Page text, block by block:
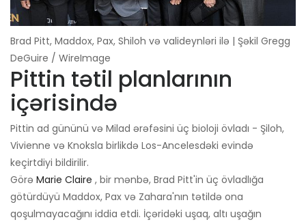
Brad Pitt, Maddox, Pax, Shiloh və valideynləri ilə | Şəkil Gregg
DeGuire / WireImage
Pittin tətil planlarının
içərisində
Pittin ad gününü və Milad ərəfəsini üç bioloji övladı - Şiloh,
Vivienne və Knoksla birlikdə Los-Ancelesdəki evində
keçirtdiyi bildirilir.
Görə Marie Claire , bir mənbə, Brad Pitt'in üç övladlığa
götürdüyü Maddox, Pax və Zahara'nın tətildə ona
qoşulmayacağını iddia etdi. İçəridəki uşaq, altı uşağın